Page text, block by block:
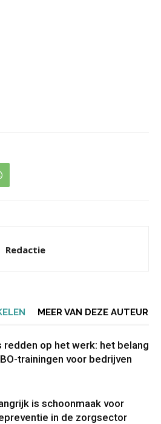
Redactie
MEER VAN DEZE AUTEUR
redden op het werk: het belang
trainingen voor bedrijven
is schoonmaak voor
in de zorgsector